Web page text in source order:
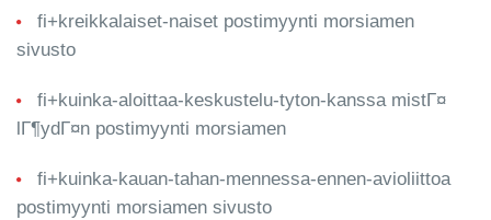
fi+kreikkalaiset-naiset postimyynti morsiamen
sivusto
fi+kuinka-aloittaa-keskustelu-tyton-kanssa mistГ¤
lГ¶ydГ¤n postimyynti morsiamen
fi+kuinka-kauan-tahan-mennessa-ennen-avioliittoa
postimyynti morsiamen sivusto